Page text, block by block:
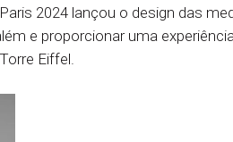
2024 lançou o design das
e proporcionar uma
Eiffel.